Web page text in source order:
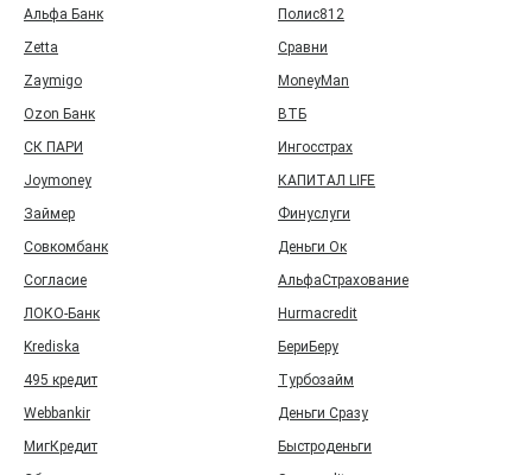
Альфа Банк
Полис812
Zetta
Сравни
Zaymigo
MoneyMan
Ozon Банк
ВТБ
СК ПАРИ
Ингосстрах
Joymoney
КАПИТАЛ LIFE
Займер
Финуслуги
Совкомбанк
Деньги Ок
Согласие
АльфаСтрахование
ЛОКО-Банк
Hurmacredit
Krediska
БериБеру
495 кредит
Турбозайм
Webbankir
Деньги Сразу
МигКредит
Быстроденьги